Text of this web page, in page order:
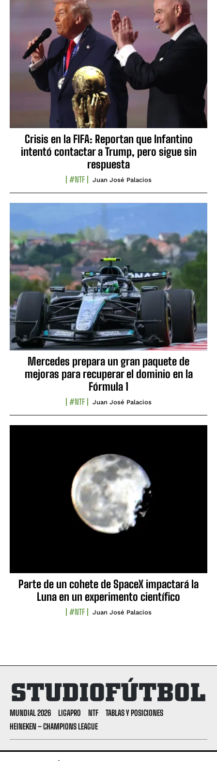
Crisis en la FIFA: Reportan que Infantino
intentó contactar a Trump, pero sigue sin
respuesta
#NTF Juan José Palacios
Mercedes prepara un gran paquete de
mejoras para recuperar el dominio en la
Fórmula 1
#NTF Juan José Palacios
Parte de un cohete de SpaceX impactará la
Luna en un experimento científico
#NTF Juan José Palacios
MUNDIAL 2026 LIGAPRO NTF
TABLAS Y POSICIONES
HEINEKEN – CHAMPIONS LEAGUE